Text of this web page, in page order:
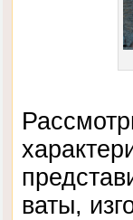
ваты,